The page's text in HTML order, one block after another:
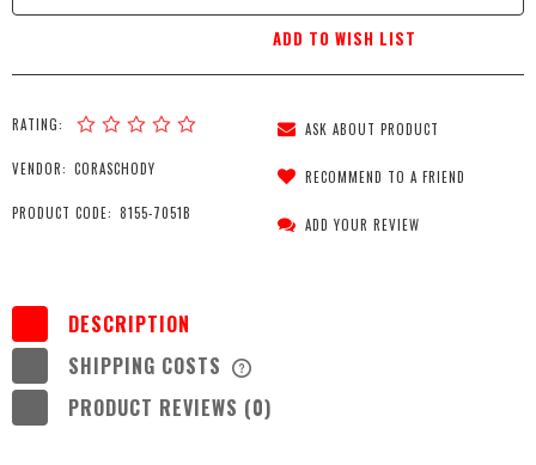
ADD TO WISH LIST
RATING:
VENDOR: CORASCHODY
PRODUCT CODE: 8155-7051B
ASK ABOUT PRODUCT
RECOMMEND TO A FRIEND
ADD YOUR REVIEW
DESCRIPTION
SHIPPING COSTS
POSSIBLE PAYMENT COSTS
PRODUCT REVIEWS (0)